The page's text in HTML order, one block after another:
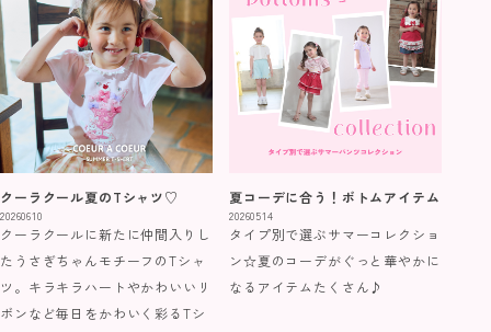
クーラクール夏のTシャツ♡
20260610
クーラクールに新たに仲間入りし
たうさぎちゃんモチーフのTシャ
ツ。キラキラハートやかわいいリ
ボンなど毎日をかわいく彩るTシ
夏コーデに合う！ボトムアイテム
20260514
タイプ別で選ぶサマーコレクショ
ン☆夏のコーデがぐっと華やかに
なるアイテムたくさん♪